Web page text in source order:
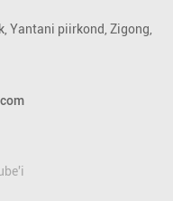
Yantani piirkond, Zigong,